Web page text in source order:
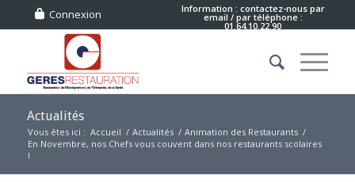
Connexion Information : contactez-nous par
email / par téléphone :
01.64.10.22.90
Actualités
Vous êtes ici : Accueil / Actualités / Animation des Restaurants /
En Novembre, nos Chefs vous couvent dans nos restaurants scolaires
!